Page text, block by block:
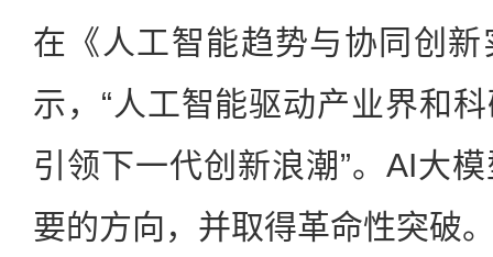
在《人工智能趋势与协同创
示，“人工智能驱动产业界和
引领下一代创新浪潮”。AI大
要的方向，并取得革命性突破